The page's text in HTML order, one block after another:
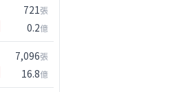
721張
0.2億
7,096張
16.8億